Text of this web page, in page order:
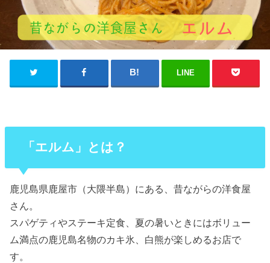
LINE
「エルム」とは？
鹿児島県鹿屋市（大隈半島）にある、昔ながらの洋食屋
さん。
スパゲティやステーキ定食、夏の暑いときにはボリュー
ム満点の鹿児島名物のカキ氷、白熊が楽しめるお店で
す。